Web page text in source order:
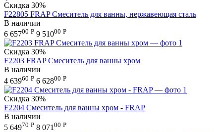
Скидка 30%
F22805 FRAP Смеситель для ванны, нержавеющая сталь
В наличии
6 65700 Р 9 51000 Р
Скидка 30%
F2203 FRAP Смеситель для ванны хром
В наличии
4 63960 Р 6 62800 Р
Скидка 30%
F2204 Смеситель для ванны хром - FRAP
В наличии
5 64970 Р 8 071 00 Р